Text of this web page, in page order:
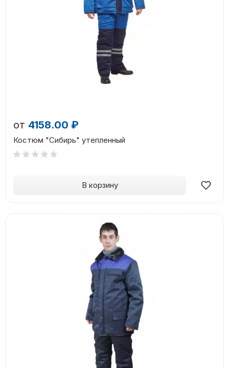
от 4158.00 ₽
Костюм "Сибирь" утепленный
В корзину